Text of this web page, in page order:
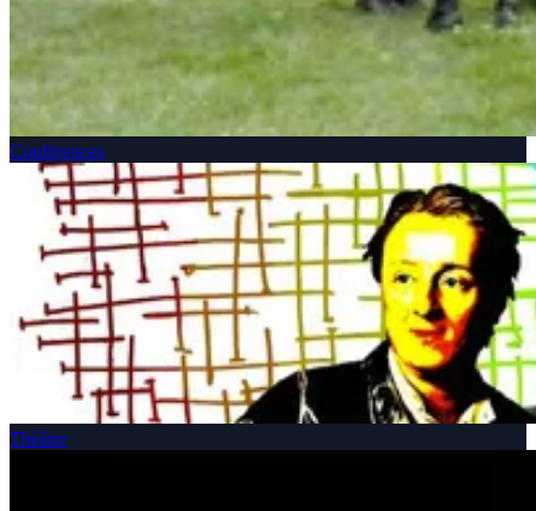
Conférences
Théâtre